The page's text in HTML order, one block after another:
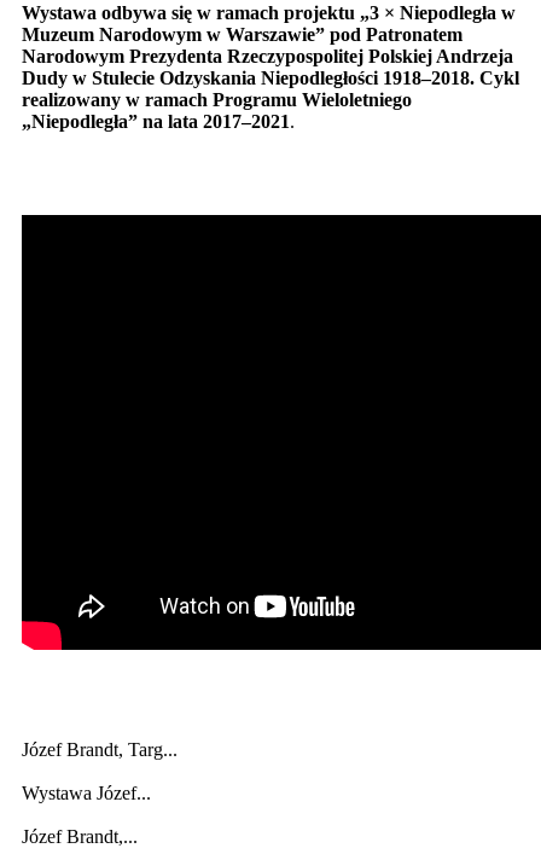
Wystawa odbywa się w ramach projektu „3 × Niepodległa w
Muzeum Narodowym w Warszawie” pod Patronatem
Narodowym Prezydenta Rzeczypospolitej Polskiej Andrzeja
Dudy w Stulecie Odzyskania Niepodległości 1918–2018. Cykl
realizowany w ramach Programu Wieloletniego
„Niepodległa” na lata 2017–2021.
Józef Brandt, Targ...
Wystawa Józef...
Józef Brandt,...